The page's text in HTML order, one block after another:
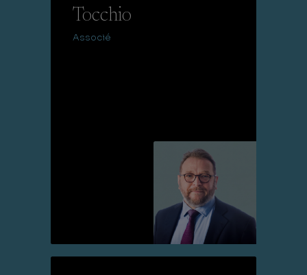
Tocchio
Associé